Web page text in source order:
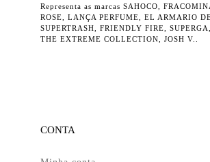
Representa as marcas SAHOCO,
ROSE, LANÇA PERFUME, EL ARMARIO
SUPERTRASH, FRIENDLY FIRE,
THE EXTREME COLLECTION, JOSH V..
CONTA